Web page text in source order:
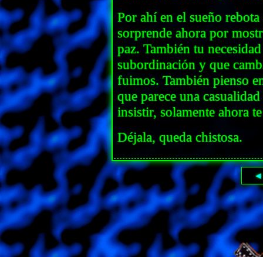
Por ahí en el sueño
sorprende ahora por
paz. También tu
subordinación y que
fuimos. También pienso
que parece una
insistir, solamente ahora
Déjala, queda chistosa.
◀